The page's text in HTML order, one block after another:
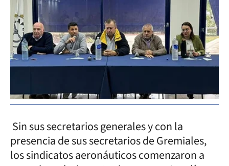
Sin sus secretarios generales y con la
presencia de sus secretarios de Gremiales,
los sindicatos aeronáuticos comenzaron a